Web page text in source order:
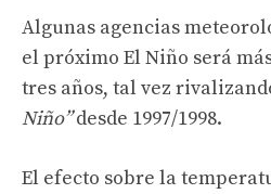
Algunas agencias
el próximo El Niño será
tres años, tal vez
Niño”desde 1997/1998.
El efecto sobre la